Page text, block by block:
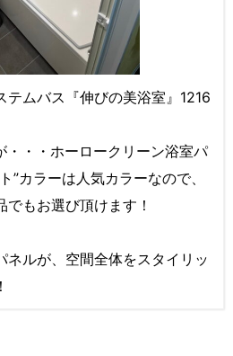
テムバス『伸びの美浴室』1216
・・・ホーロークリーン浴室パ
”カラーは人気カラーなので、
もお選び頂けます！
ネルが、空間全体をスタイリッ